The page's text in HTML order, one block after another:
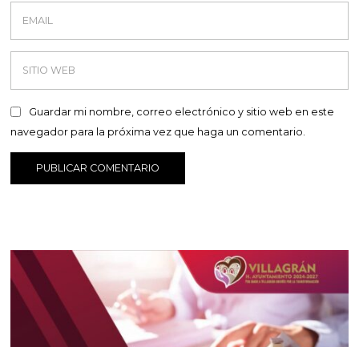
Guardar mi nombre, correo electrónico y sitio web en este
navegador para la próxima vez que haga un comentario.